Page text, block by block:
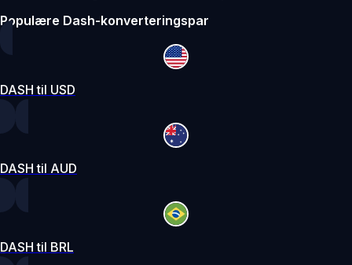
Populære Dash-konverteringspar
DASH til USD
DASH til AUD
DASH til BRL